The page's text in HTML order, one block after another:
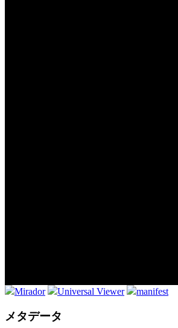
Mirador Universal Viewer manifest
メタデータ